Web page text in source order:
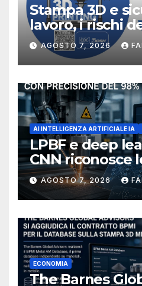
Stampa 3D e
lavoro, i rischi
manufacturing
NIOSH
AGOSTO 7, 2026
AI INTELLIGENZA ARTIFICIALE IA
LPBF e deep
CNN riconosce
del bagno di
AGOSTO 7, 2026
ECONOMIA
The Barnes